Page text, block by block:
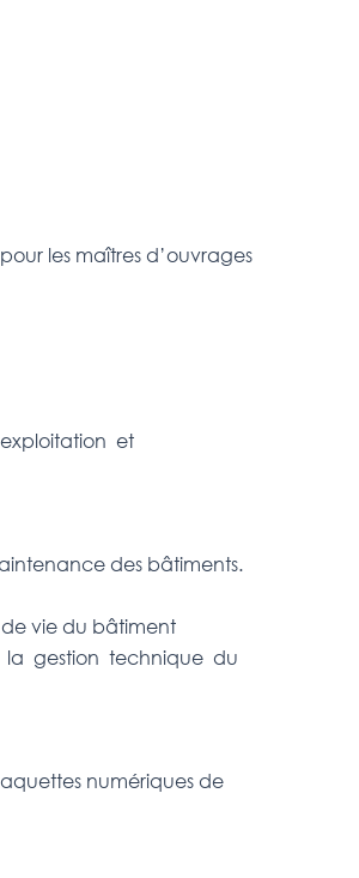
les maîtres d’ouvrages
et
des bâtiments.
vie du bâtiment
gestion technique du
numériques de